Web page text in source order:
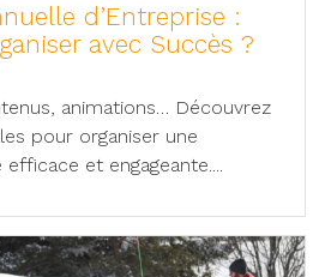
d’Entreprise :
avec Succès ?
animations… Découvrez
pour organiser une
et engageante....